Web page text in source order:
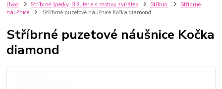
Úvod Stříbrné šperky, Bižuterie s motivy zvířátek Stříbro
Stříbrné
náušnice
Stříbrné puzetové náušnice Kočka diamond
Stříbrné puzetové náušnice Kočka
diamond